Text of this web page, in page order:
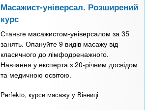
Масажист-універсал. Розширений
курс
Станьте масажистом-універсалом за 35
занять. Опануйте 9 видів масажу від
класичного до лімфодренажного.
Навчання у експерта з 20-річним досвідом
та медичною освітою.
Perfekto, курси масажу у Вінниці